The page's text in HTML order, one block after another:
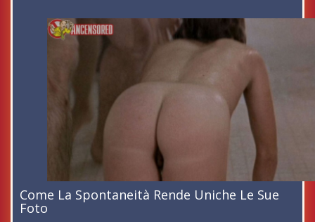
Come La Spontaneità Rende Uniche Le Sue
Foto